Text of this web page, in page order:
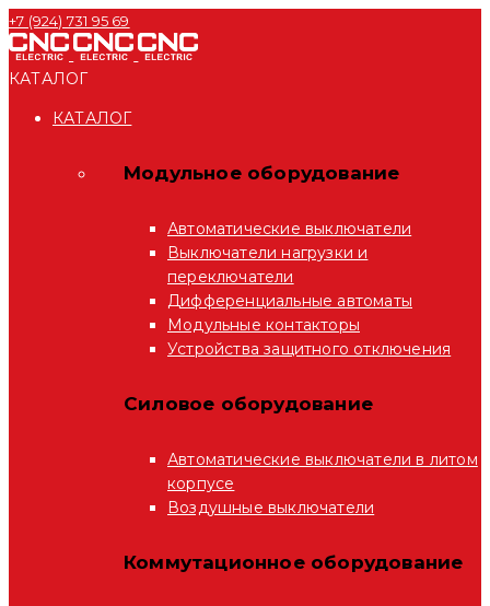
+7 (924) 731 95 69
КАТАЛОГ
КАТАЛОГ
Модульное оборудование
Автоматические выключатели
Выключатели нагрузки и
переключатели
Дифференциальные автоматы
Модульные контакторы
Устройства защитного отключения
Силовое оборудование
Автоматические выключатели в литом
корпусе
Воздушные выключатели
Коммутационное оборудование